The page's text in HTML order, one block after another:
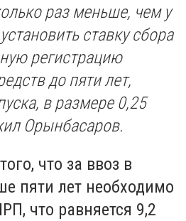
раз меньше, чем у
ставку сбора
регистрацию
до пяти лет,
в размере 0,25
Орынбасаров.
что за ввоз в
пяти лет необходимо
что равняется 9,2